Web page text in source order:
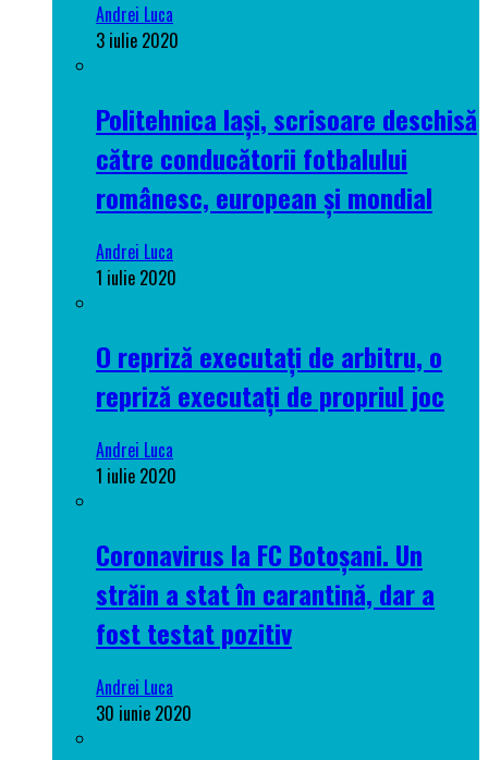
Andrei Luca
3 iulie 2020
Politehnica Iași, scrisoare deschisă
către conducătorii fotbalului
românesc, european și mondial
Andrei Luca
1 iulie 2020
O repriză executați de arbitru, o
repriză executați de propriul joc
Andrei Luca
1 iulie 2020
Coronavirus la FC Botoșani. Un
străin a stat în carantină, dar a
fost testat pozitiv
Andrei Luca
30 iunie 2020